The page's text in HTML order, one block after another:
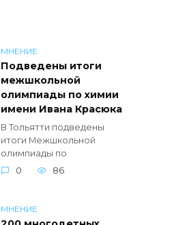
МНЕНИЕ
Подведены итоги
межшкольной
олимпиады по химии
имени Ивана Красюка
В Тольятти подведены
итоги Межшкольной
олимпиады по
0
86
МНЕНИЕ